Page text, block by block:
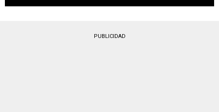
PUBLICIDAD